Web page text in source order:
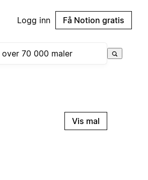
Logg inn Få Notion gratis
Vis mal